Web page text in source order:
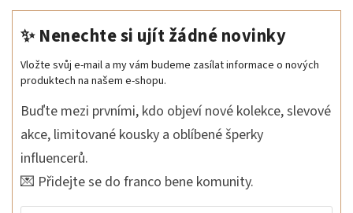
✨ Nenechte si ujít žádné novinky
Vložte svůj e-mail a my vám budeme zasílat informace o nových
produktech na našem e-shopu.
Buďte mezi prvními, kdo objeví nové kolekce, slevové
akce, limitované kousky a oblíbené šperky
influencerů.
💌 Přidejte se do franco bene komunity.